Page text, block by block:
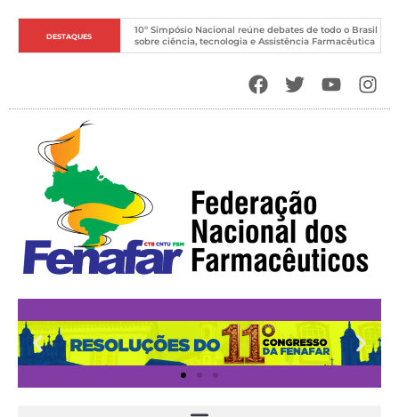
DESTAQUES
10º Simpósio Nacional reúne debates de todo o Brasil
sobre ciência, tecnologia e Assistência Farmacêutica